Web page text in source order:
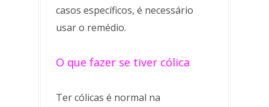
casos específicos, é necessário
usar o remédio.
O que fazer se tiver cólica
Ter cólicas é normal na